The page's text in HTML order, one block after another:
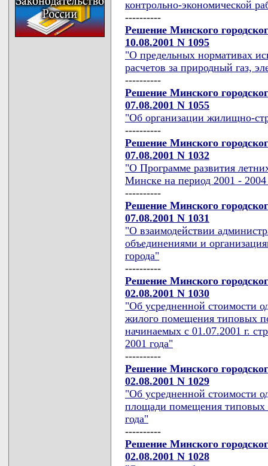
контрольно-экономической
----------
Решение Минского
10.08.2001 N 1095
"О предельных нормативах
расчетов за природный газ,
----------
Решение Минского
07.08.2001 N 1055
"Об организации жилищно-
----------
Решение Минского
07.08.2001 N 1032
"О Программе развития
Минске на период 2001 - 2004
----------
Решение Минского
07.08.2001 N 1031
"О взаимодействии
объединениями и
города"
----------
Решение Минского
02.08.2001 N 1030
"Об усредненной стоимости
жилого помещения типовых
начинаемых с 01.07.2001 г.
2001 года"
----------
Решение Минского
02.08.2001 N 1029
"Об усредненной стоимости
площади помещения типовых
года"
----------
Решение Минского
02.08.2001 N 1028